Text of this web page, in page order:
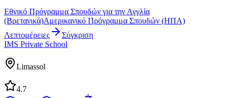
Εθνικό Πρόγραμμα Σπουδών για την Αγγλία
(Βρετανικά)Αμερικανικό Πρόγραμμα Σπουδών (ΗΠΑ)
Λεπτομέρειες
Σύγκριση
IMS Private School
Limassol
4.7